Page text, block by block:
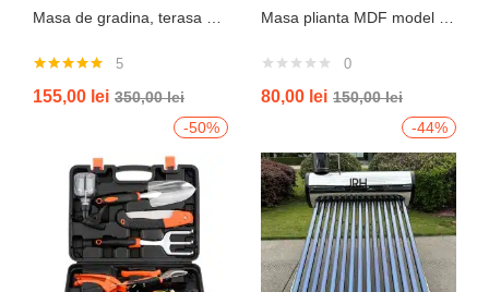
5.00din 5
5
155,00 lei 350,00lei
0
80,00 lei 150,00lei
-50%
-44%